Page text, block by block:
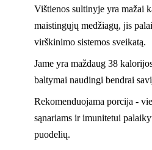
Vištienos sultinyje yra mažai
maistingųjų medžiagų, jis
virškinimo sistemos sveikatą.
Jame yra maždaug 38
baltymai naudingi bendrai
Rekomenduojama porcija -
sąnariams ir imunitetui
puodelių.